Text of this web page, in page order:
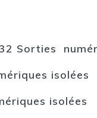
Sorties
isolées
isolées